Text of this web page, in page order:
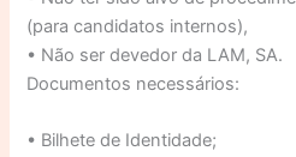
(para candidatos internos),
• Não ser devedor da LAM, SA.
Documentos necessários:
• Bilhete de Identidade;